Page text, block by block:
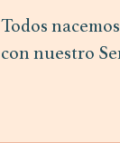
INTERIOR ~
Todos
con nuestro